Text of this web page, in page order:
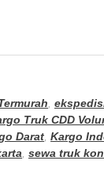
,
Truk CDD
Darat, Kargo
, sewa truk